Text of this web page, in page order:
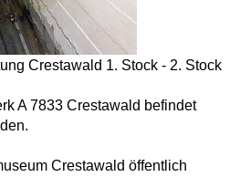
Crestawald 1. Stock - 2. Stock
A 7833 Crestawald befindet
Crestawald öffentlich